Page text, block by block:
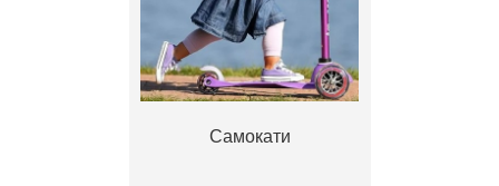
Самокати